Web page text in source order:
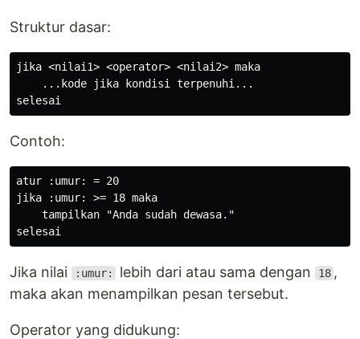
Struktur dasar:
jika <nilai1> <operator> <nilai2> maka
    ...kode jika kondisi terpenuhi...
Contoh:
atur :umur: = 20
jika :umur: >= 18 maka
    tampilkan "Anda sudah dewasa."
Jika nilai :umur: lebih dari atau sama dengan 18 ,
maka akan menampilkan pesan tersebut.
Operator yang didukung: